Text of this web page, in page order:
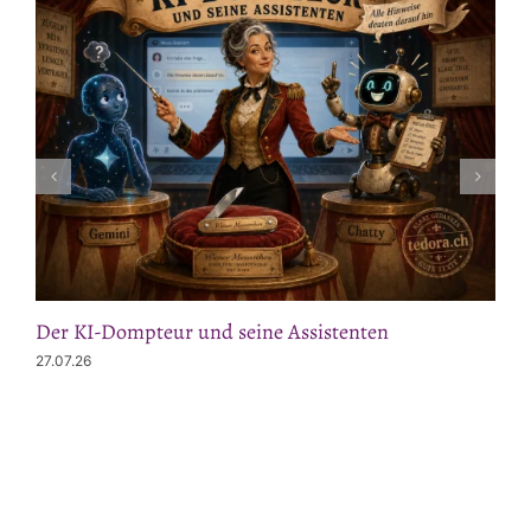
Der KI-Dompteur und seine Assistenten
27.07.26